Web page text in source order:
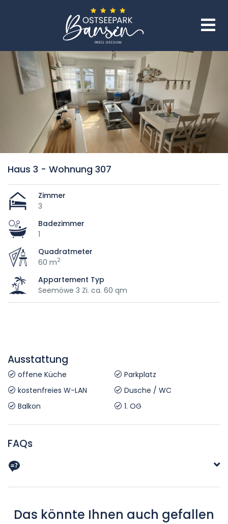
Haus 3 - Wohnung 307
Zimmer
3
Badezimmer
1
Quadratmeter
60 m2
Appartement Typ
Seemöwe 3 Zi. ca. 60 qm
Ausstattung
offene Küche
Parkplatz
kostenfreies W-LAN
Dusche / WC
Balkon
1. OG
FAQs
Das könnte Ihnen auch gefallen